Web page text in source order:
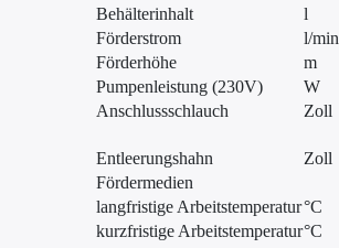
Behälterinhalt
l
Förderstrom
l/min
Förderhöhe
m
Pumpenleistung (230V)
W
Anschlussschlauch
Zoll
Entleerungshahn Zoll
Fördermedien
langfristige Arbeitstemperatur°C
kurzfristige Arbeitstemperatur°C